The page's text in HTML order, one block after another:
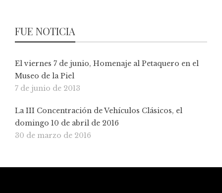
FUE NOTICIA
El viernes 7 de junio, Homenaje al Petaquero en el
Museo de la Piel
7 de junio de 2013
La III Concentración de Vehículos Clásicos, el
domingo 10 de abril de 2016
30 de marzo de 2016